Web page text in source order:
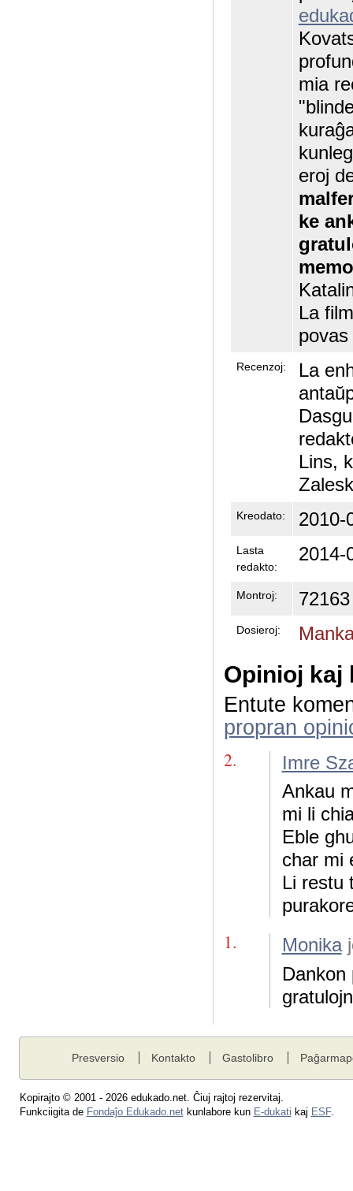
mia
eroj
ke
La
Recenzoj:
La
Lins,
Kreodato: 2010-
Lasta
redakto:
2014-
Montroj: 72163
Dosieroj:
Opinioj kaj
Entute
propran
2.
Imre
Ankau
mi li
Eble
char mi
Li restu
1. Monika
Dankon
Presversio Kontakto Gastolibro
Kopirajto © 2001 - 2026 edukado.net. Ĉiuj rajtoj rezervitaj.
Funkciigita de Fondaĵo Edukado.netkunlabore kun E-dukati kaj ESF.